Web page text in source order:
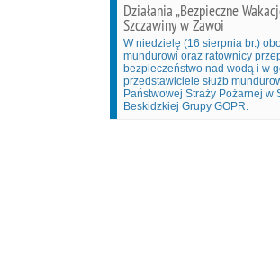
Działania „Bezpieczne
Szczawiny w Zawoi
W niedzielę (16 sierpnia br.)
mundurowi oraz ratownicy
bezpieczeństwo nad wodą i w
przedstawiciele służb
Państwowej Straży Pożarnej
Beskidzkiej Grupy GOPR.